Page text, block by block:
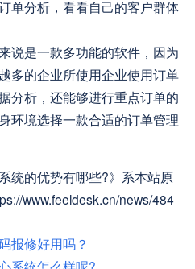
单分析，看看自己的客户群体
是一款多功能的软件，因为
多的企业所使用企业使用订单
分析，还能够进行重点订单的
环境选择一款合适的订单管理
统的优势有哪些?》系本站原
www.feeldesk.cn/news/484
报修好用吗？